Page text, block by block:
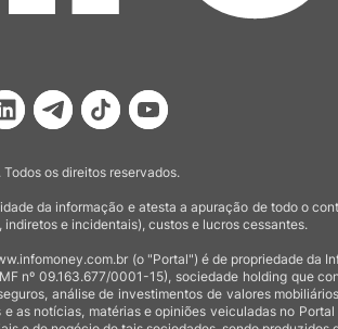
os direitos reservados.
da informação e atesta a apuração de todo o
indiretos e incidentais), custos e lucros cessantes.
(o "Portal") é de propriedade
nº 09.163.677/0001-15), sociedade holding que
análise de investimentos de valores
as notícias, matérias e opiniões veiculadas no